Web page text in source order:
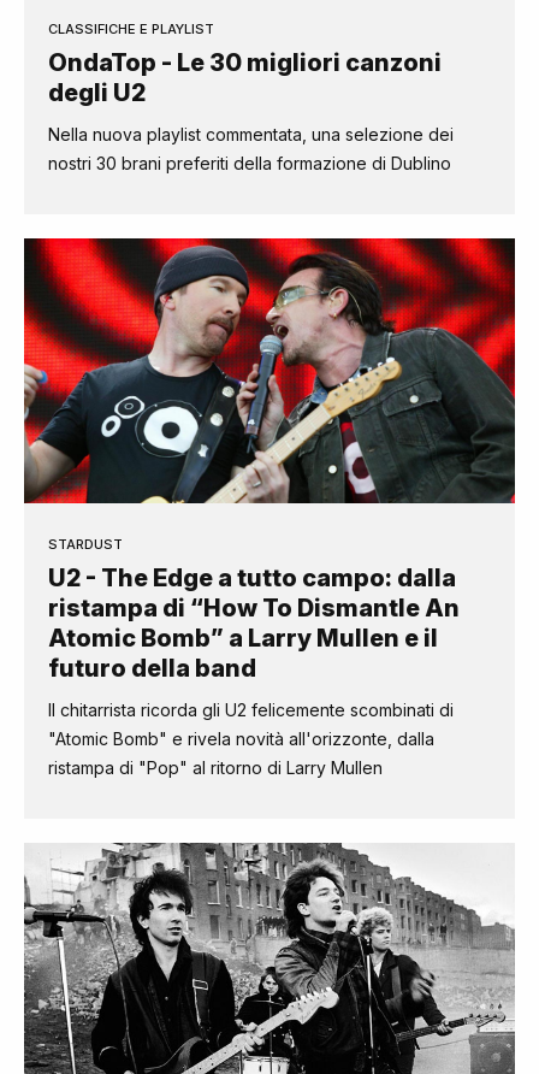
CLASSIFICHE E PLAYLIST
OndaTop - Le 30 migliori canzoni
degli U2
Nella nuova playlist commentata, una selezione dei
nostri 30 brani preferiti della formazione di Dublino
STARDUST
U2 - The Edge a tutto campo: dalla
ristampa di “How To Dismantle An
Atomic Bomb” a Larry Mullen e il
futuro della band
Il chitarrista ricorda gli U2 felicemente scombinati di
"Atomic Bomb" e rivela novità all'orizzonte, dalla
ristampa di "Pop" al ritorno di Larry Mullen